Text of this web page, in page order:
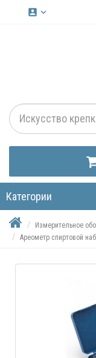
account_box keyboard_arrow_down
Категории
Измерительное
Ареометр спиртовой